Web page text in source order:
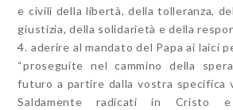
e civili della libertà, della tolleranza,
giustizia, della solidarietà e della
4. aderire al mandato del Papa ai laici
“proseguite nel cammino della
futuro a partire dalla vostra specifica
Saldamente radicati in Cristo